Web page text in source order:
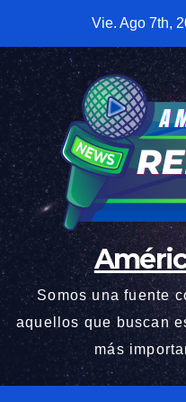
contenido
Vie. Ago 7th,
Somos una fuente
aquellos que buscan
más